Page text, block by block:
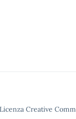
Creative